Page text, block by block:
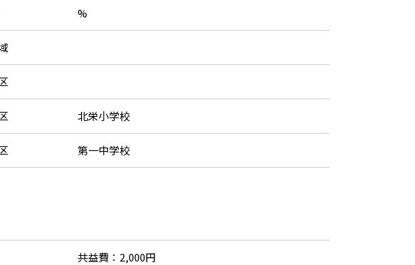
%
北栄小学校
第一中学校
共益費：2,000円